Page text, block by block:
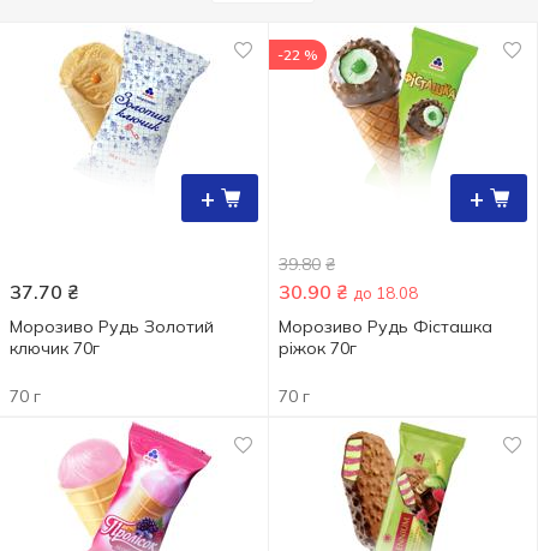
+
37.70 ₴
Морозиво Рудь Золотий
ключик 70г
70 г
+
-22 %
39.80 ₴
30.90 ₴ до 18.08
Морозиво Рудь Фісташка
ріжок 70г
70 г